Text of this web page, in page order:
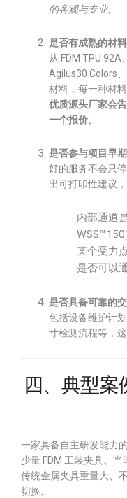
的客观与专业。
是否有成熟的材
从 FDM TPU 92A
Agilus30 Colors
材料，每一种材
优质源头厂家会
一个报价。
是否参与项目早
好的服务不会只
出可打印性建议，
内部通道
WSS™150
某个受力
是否可以
是否具备可靠的
包括设备维护计
寸检测流程等，
四、典型案
一家具备自主研发能力
少量 FDM 工装夹具。当
传统金属夹具重量大、
切换。